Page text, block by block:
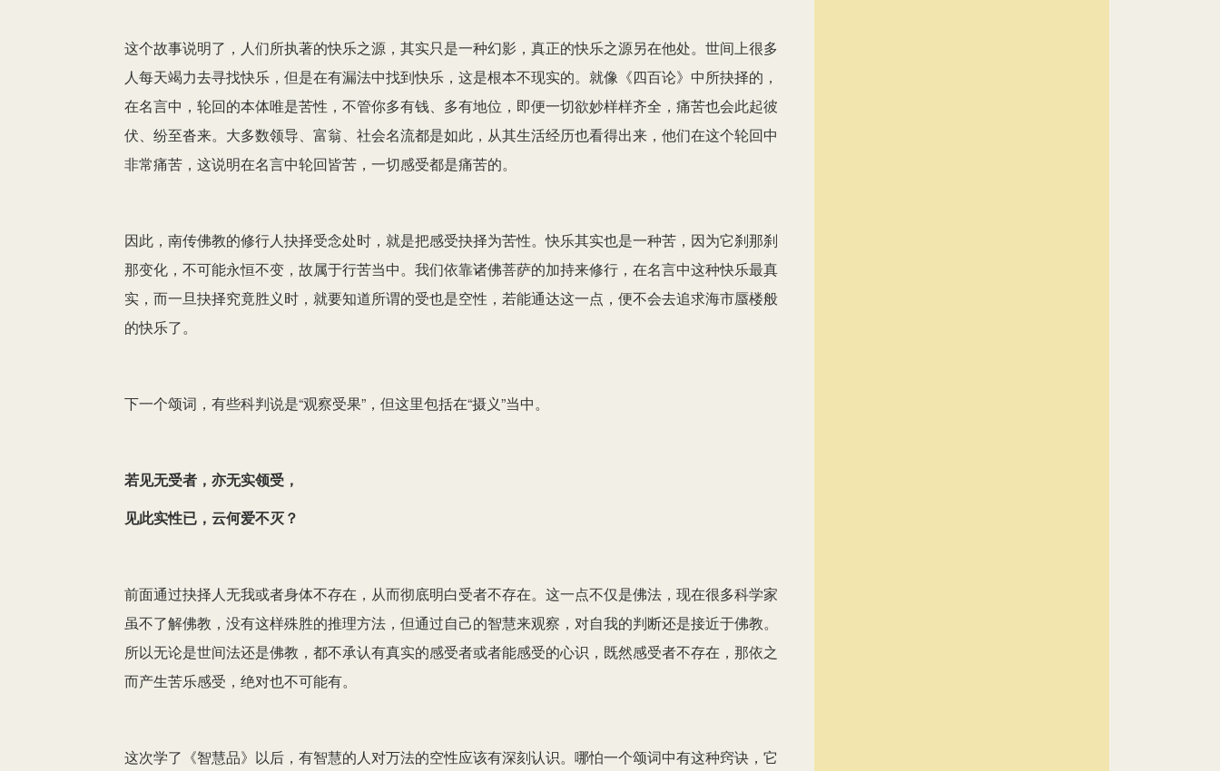
这个故事说明了，人们所执著的快乐之源，其实只是一种幻影，真正的快乐之源另在他处。世间上很多
人每天竭力去寻找快乐，但是在有漏法中找到快乐，这是根本不现实的。就像《四百论》中所抉择的，
在名言中，轮回的本体唯是苦性，不管你多有钱、多有地位，即便一切欲妙样样齐全，痛苦也会此起彼
伏、纷至沓来。大多数领导、富翁、社会名流都是如此，从其生活经历也看得出来，他们在这个轮回中
非常痛苦，这说明在名言中轮回皆苦，一切感受都是痛苦的。
因此，南传佛教的修行人抉择受念处时，就是把感受抉择为苦性。快乐其实也是一种苦，因为它刹那刹
那变化，不可能永恒不变，故属于行苦当中。我们依靠诸佛菩萨的加持来修行，在名言中这种快乐最真
实，而一旦抉择究竟胜义时，就要知道所谓的受也是空性，若能通达这一点，便不会去追求海市蜃楼般
的快乐了。
下一个颂词，有些科判说是“观察受果”，但这里包括在“摄义”当中。
若见无受者，亦无实领受，
见此实性已，云何爱不灭？
前面通过抉择人无我或者身体不存在，从而彻底明白受者不存在。这一点不仅是佛法，现在很多科学家
虽不了解佛教，没有这样殊胜的推理方法，但通过自己的智慧来观察，对自我的判断还是接近于佛教。
所以无论是世间法还是佛教，都不承认有真实的感受者或者能感受的心识，既然感受者不存在，那依之
而产生苦乐感受，绝对也不可能有。
这次学了《智慧品》以后，有智慧的人对万法的空性应该有深刻认识。哪怕一个颂词中有这种窍诀，它